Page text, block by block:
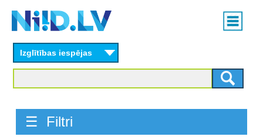
content
Main
menu
Izglītības iespējas
☰ Filtri